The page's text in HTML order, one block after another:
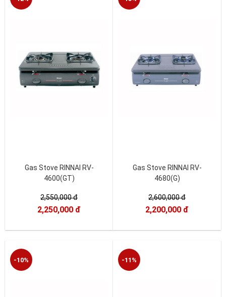
Gas Stove RINNAI RV-
4600(GT)
2,550,000 đ
2,250,000 đ
Gas Stove RINNAI RV-
4680(G)
2,600,000 đ
2,200,000 đ
-10% -11%